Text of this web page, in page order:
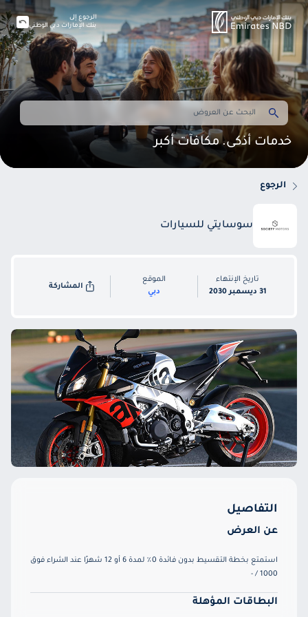
خدمات أذكى. مكافآت أكبر
الرجوع إلى
بنك الإمارات دبي الوطني
الرجوع
سوسايتي للسيارات
تاريخ الإنتهاء
31 ديسمبر 2030
الموقع
دبي
المشاركة
التفاصيل
عن العرض
استمتع بخطة التقسيط بدون فائدة 0٪ لمدة 6 أو 12 شهرًا عند الشراء فوق
1000 / -
البطاقات المؤهلة